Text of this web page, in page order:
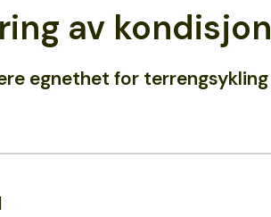
av kondisjon
egnethet for terrengsykling